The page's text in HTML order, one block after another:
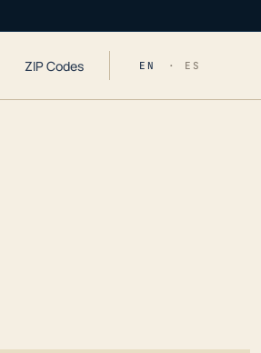
ZIP Codes EN · ES